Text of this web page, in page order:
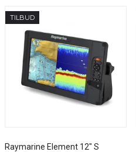
TILBUD
Raymarine Element 12" S